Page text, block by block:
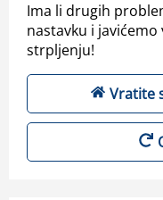
Ima li drugih
nastavku i javićemo
strpljenju!
Vratite